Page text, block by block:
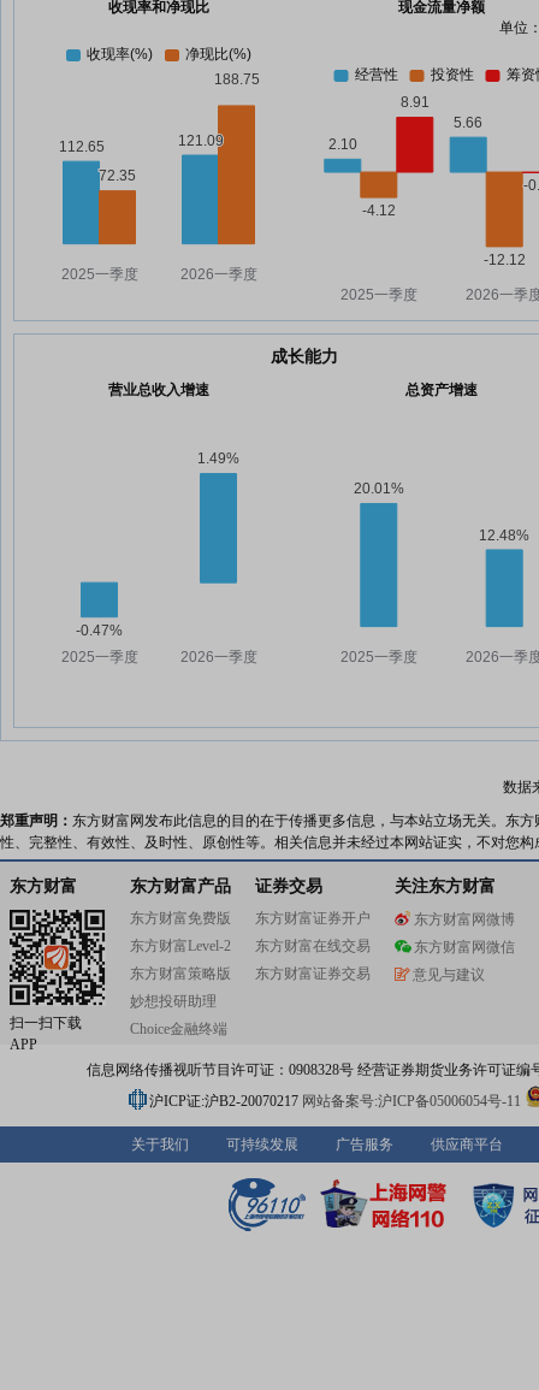
收现率和净现比
现金流量净额
单位
成长能力
营业总收入增速 总资产增速
数据
郑重声明： 东方财富网发布此信息的目的在于传播更多信息，与本站立场无关。东
性、完整性、有效性、及时性、原创性等。相关信息并未经过本网站证实，不对您
东方财富
扫一扫下载
APP
东方财富产品
东方财富免费版
东方财富Level-2
东方财富策略版
妙想投研助理
Choice金融终端
证券交易
东方财富证券开户
东方财富在线交易
东方财富证券交易
关注东方财富
东方财富网微博
东方财富网微信
意见与建议
信息网络传播视听节目许可证：0908328号 经营证券期货业务许可证编
沪ICP证:沪B2-20070217 网站备案号:沪ICP备05006054号-11
关于我们 可持续发展 广告服务 供应商平台